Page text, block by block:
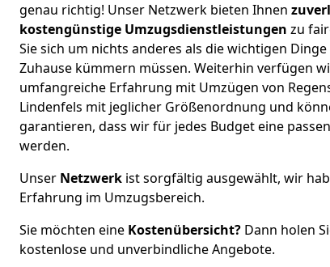
genau richtig! Unser Netzwerk bieten Ihnen
kostengünstige Umzugsdienstleistungen zu
Sie sich um nichts anderes als die wichtigen
Zuhause kümmern müssen. Weiterhin verfügen
umfangreiche Erfahrung mit Umzügen von
Lindenfels mit jeglicher Größenordnung und
garantieren, dass wir für jedes Budget eine
werden.
Unser Netzwerk ist sorgfältig ausgewählt, wir
Erfahrung im Umzugsbereich.
Sie möchten eine Kostenübersicht? Dann holen
kostenlose und unverbindliche Angebote.